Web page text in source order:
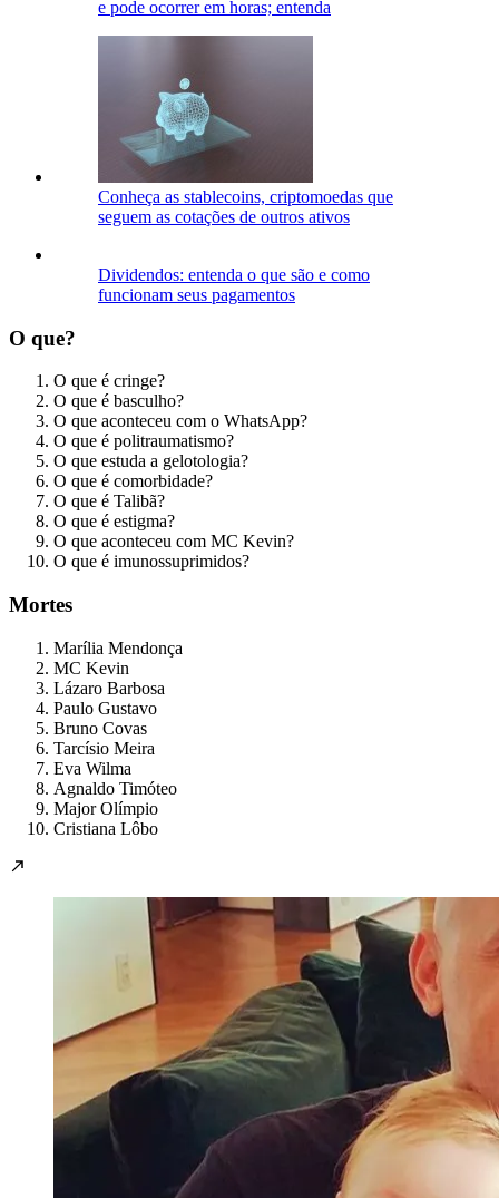
e pode ocorrer em horas; entenda
Conheça as stablecoins, criptomoedas que
seguem as cotações de outros ativos
Dividendos: entenda o que são e como
funcionam seus pagamentos
O que?
O que é cringe?
O que é basculho?
O que aconteceu com o WhatsApp?
O que é politraumatismo?
O que estuda a gelotologia?
O que é comorbidade?
O que é Talibã?
O que é estigma?
O que aconteceu com MC Kevin?
O que é imunossuprimidos?
Mortes
Marília Mendonça
MC Kevin
Lázaro Barbosa
Paulo Gustavo
Bruno Covas
Tarcísio Meira
Eva Wilma
Agnaldo Timóteo
Major Olímpio
Cristiana Lôbo